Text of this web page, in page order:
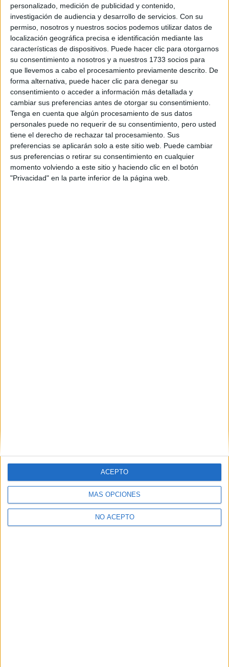
personalizado, medición de publicidad y contenido,
investigación de audiencia y desarrollo de servicios. Con su
permiso, nosotros y nuestros socios podemos utilizar datos de
localización geográfica precisa e identificación mediante las
características de dispositivos. Puede hacer clic para otorgarnos
su consentimiento a nosotros y a nuestros 1733 socios para
que llevemos a cabo el procesamiento previamente descrito. De
forma alternativa, puede hacer clic para denegar su
consentimiento o acceder a información más detallada y
cambiar sus preferencias antes de otorgar su consentimiento.
Tenga en cuenta que algún procesamiento de sus datos
personales puede no requerir de su consentimiento, pero usted
tiene el derecho de rechazar tal procesamiento. Sus
preferencias se aplicarán solo a este sitio web. Puede cambiar
sus preferencias o retirar su consentimiento en cualquier
momento volviendo a este sitio y haciendo clic en el botón
"Privacidad" en la parte inferior de la página web.
MÁS OPCIONES
NO ACEPTO
ACEPTO
Soy:*
Chico
Chica
¿En qué año terminas (o terminaste) bachillerato o FP?
Soy estudiante de:*
Términos y Condiciones de Uso
Aceptolos Términos y Condicionesde uso*
Y como regalo de agradecimiento, por registrarte te daremos
gratis una copia de nuestro ebook con 100 consejos para tu
primer año de universidad